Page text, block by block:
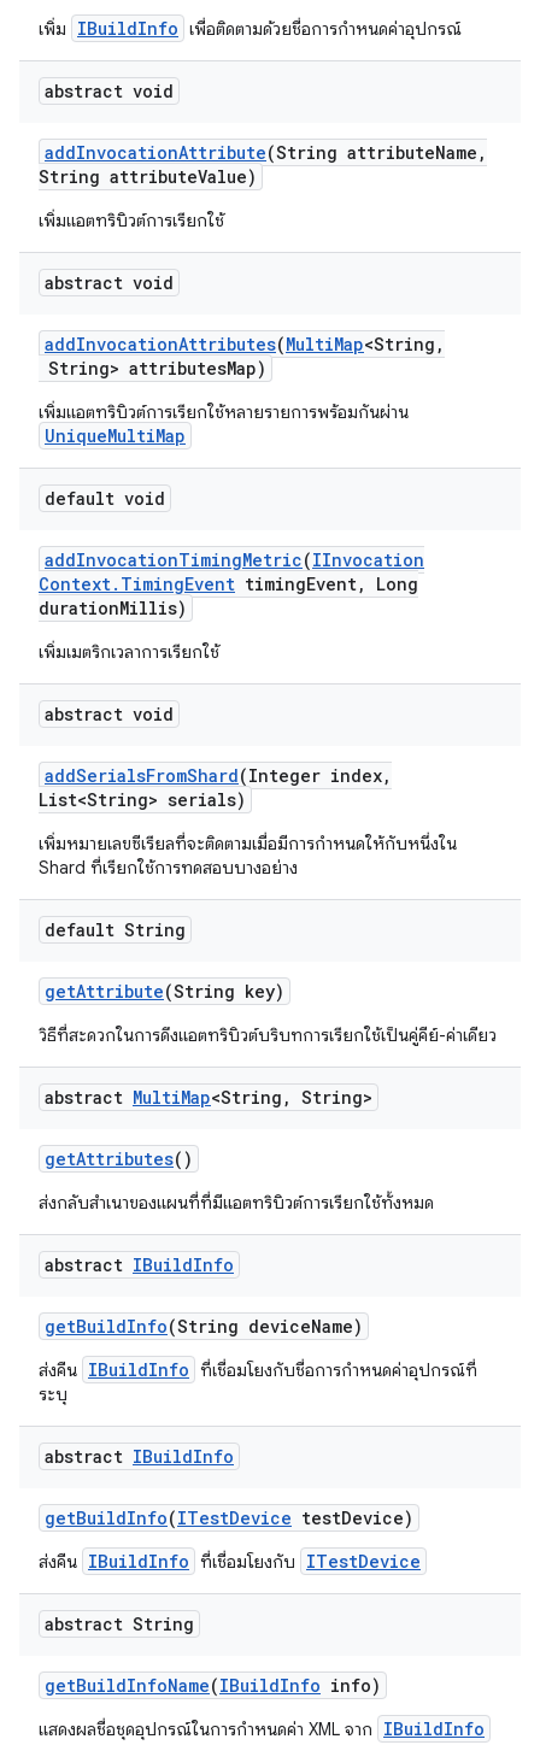
เพิ่ม IBuildInfo เพื่อติดตามด้วยชื่อการกำหนดค่าอุปกรณ์
abstract void
addInvocationAttribute(String attributeName ,
String attributeValue)
เพิ่มแอตทริบิวต์การเรียกใช้
abstract void
addInvocationAttributes(MultiMap<String ,
String> attributesMap)
เพิ่มแอตทริบิวต์การเรียกใช้หลายรายการพร้อมกันผ่าน
UniqueMultiMap
default void
addInvocationTimingMetric(IInvocation
Context. TimingEvent timingEvent,
Long
durationMillis)
เพิ่มเมตริกเวลาการเรียกใช้
abstract void
addSerialsFromShard(Integer index,
List<String> serials)
เพิ่มหมายเลขซีเรียลที่จะติดตามเมื่อมีการกำหนดให้กับหนึ่งใน
Shard ที่เรียกใช้การทดสอบบางอย่าง
default String
getAttribute(String key)
วิธีที่สะดวกในการดึงแอตทริบิวต์บริบทการเรียกใช้เป็นคู่คีย์-ค่าเดียว
abstract MultiMap<String , String>
getAttributes()
ส่งกลับสำเนาของแผนที่ที่มีแอตทริบิวต์การเรียกใช้ทั้งหมด
abstract IBuildInfo
getBuildInfo(String deviceName)
ส่งคืน IBuildInfo ที่เชื่อมโยงกับชื่อการกำหนดค่าอุปกรณ์ที่
ระบุ
abstract IBuildInfo
getBuildInfo(ITestDevice testDevice)
ส่งคืน IBuildInfo ที่เชื่อมโยงกับ ITestDevice
abstract String
getBuildInfoName(IBuildInfo info)
แสดงผลชื่อชุดอุปกรณ์ในการกำหนดค่า XML จาก IBuildInfo